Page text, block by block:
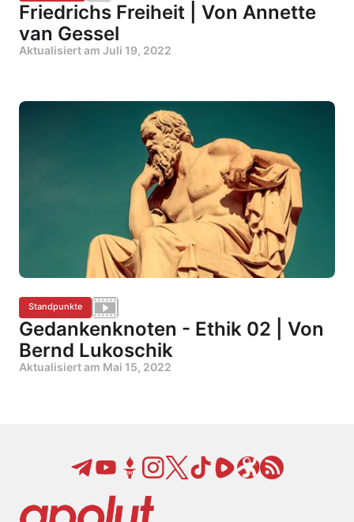
Friedrichs Freiheit | Von Annette
van Gessel
Aktualisiert am Juli 19, 2022
Standpunkte
Gedankenknoten - Ethik 02 | Von
Bernd Lukoschik
Aktualisiert am Mai 15, 2022